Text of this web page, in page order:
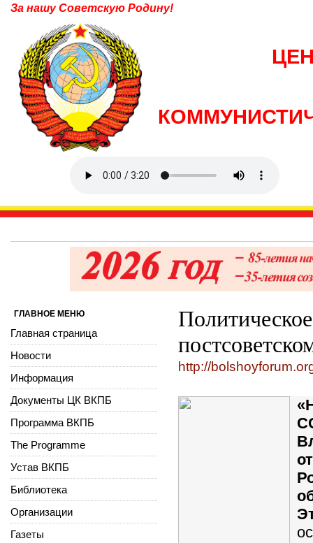
За нашу Советскую Родину!
http://
ГЛАВНОЕ МЕНЮ
Главная страница
Новости
Информация
Документы ЦК ВКПБ
Программа ВКПБ
The Programme
Устав ВКПБ
Библиотека
Организации
Газеты